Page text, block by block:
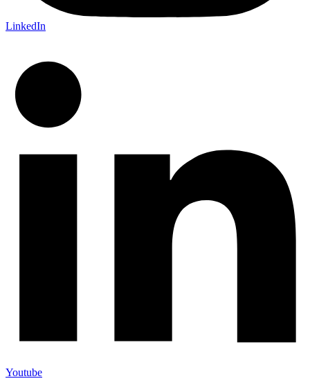
LinkedIn
Youtube